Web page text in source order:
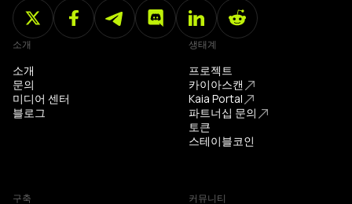
소개
소개
문의
미디어 센터
블로그
생태계
프로젝트
카이아스캔
Kaia Portal
파트너십 문의
토큰
스테이블코인
구축 커뮤니티